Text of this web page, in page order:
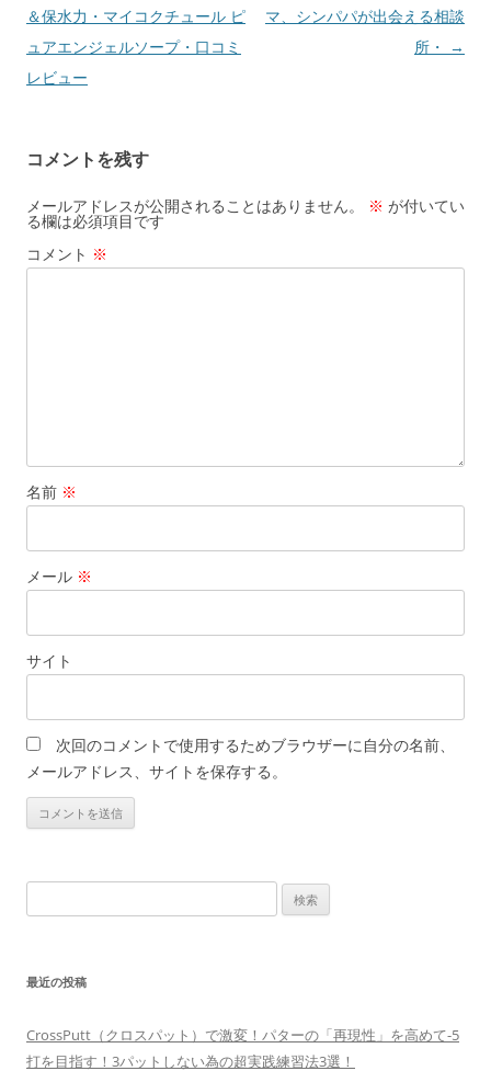
ナ
ビ
ゲ
ョ
ン
＆保水力・マイコクチュール ピ
ュアエンジェルソープ・口コミ
レビュー
マ、シンパパが出会える相談
所・ →
コメントを残す
メールアドレスが公開されることはありません。 ※ が付いてい
る欄は必須項目です
コメント ※
名前 ※
メール ※
サイト
次回のコメントで使用するためブラウザーに自分の名前、
メールアドレス、サイトを保存する。
索:
最近の投稿
CrossPutt（クロスパット）で激変！パターの「再現性」を高めて-5
打を目指す！3パットしない為の超実践練習法3選！